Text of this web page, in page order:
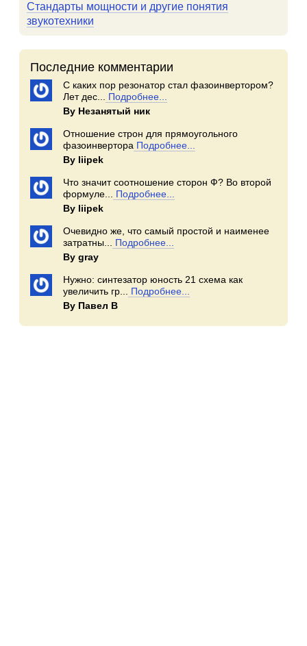
Стандарты мощности и другие понятия
звукотехники
Последние комментарии
С каких пор резонатор стал фазоинвертором?
Лет дес... Подробнее...
By Незанятый ник
Отношение строн для прямоугольного
фазоинвертора Подробнее...
By Iiipek
Что значит соотношение сторон Ф? Во второй
формуле... Подробнее...
By Iiipek
Очевидно же, что самый простой и наименее
затратны... Подробнее...
By gray
Нужно: синтезатор юность 21 схема как
увеличить гр... Подробнее...
By Павел В